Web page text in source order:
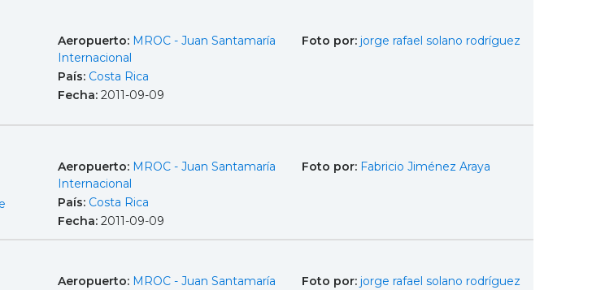
Aeropuerto: MROC - Juan Santamaría
Internacional
País: Costa Rica
Fecha: 2011-09-09
Foto por: jorge rafael solano rodríguez
Aeropuerto: MROC - Juan Santamaría
Internacional
País: Costa Rica
Fecha: 2011-09-09
Foto por: Fabricio Jiménez Araya
Aeropuerto: MROC - Juan Santamaría
Foto por: jorge rafael solano rodríguez